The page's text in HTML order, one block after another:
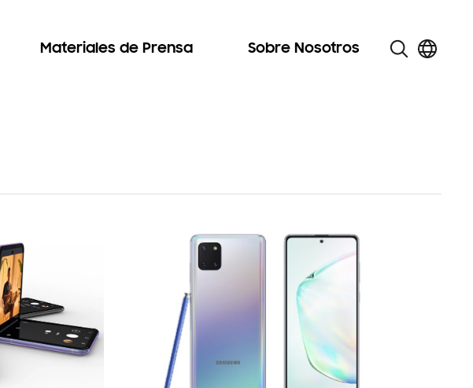
Materiales de Prensa Sobre Nosotros